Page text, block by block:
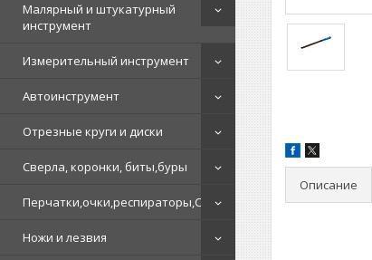
Малярный и штукатурный
инструмент
Измерительный инструмент
Автоинструмент
Отрезные круги и диски
Сверла, коронки, биты,буры
Перчатки,очки,респираторы,СИЗ
Ножи и лезвия
Описание